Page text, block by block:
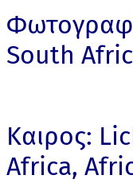
South
Καιρος:
Africa,